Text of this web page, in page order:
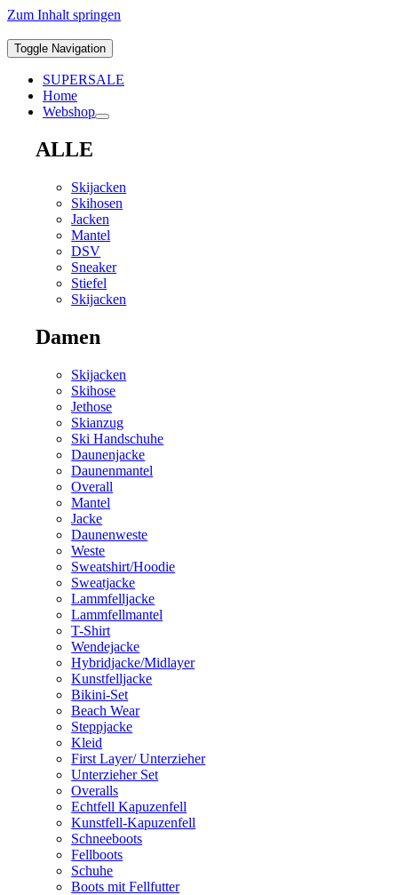
Zum Inhalt springen
Toggle Navigation
SUPERSALE
Home
Webshop
ALLE
Skijacken
Skihosen
Jacken
Mantel
DSV
Sneaker
Stiefel
Skijacken
Damen
Skijacken
Skihose
Jethose
Skianzug
Ski Handschuhe
Daunenjacke
Daunenmantel
Overall
Mantel
Jacke
Daunenweste
Weste
Sweatshirt/Hoodie
Sweatjacke
Lammfelljacke
Lammfellmantel
T-Shirt
Wendejacke
Hybridjacke/Midlayer
Kunstfelljacke
Bikini-Set
Beach Wear
Steppjacke
Kleid
First Layer/ Unterzieher
Unterzieher Set
Overalls
Echtfell Kapuzenfell
Kunstfell-Kapuzenfell
Schneeboots
Fellboots
Schuhe
Boots mit Fellfutter